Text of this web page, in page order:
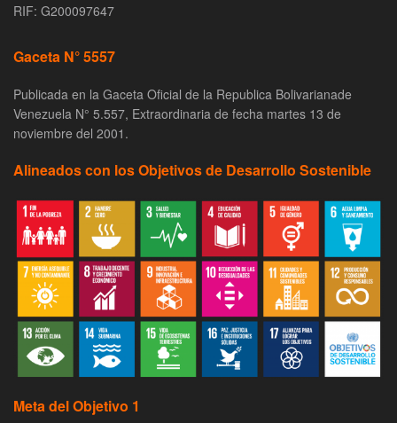
RIF: G200097647
Gaceta N° 5557
Publicada en la Gaceta Oficial de la Republica Bolivarianade
Venezuela N° 5.557, Extraordinaria de fecha martes 13 de
noviembre del 2001.
Alineados con los Objetivos de Desarrollo Sostenible
Meta del Objetivo 1